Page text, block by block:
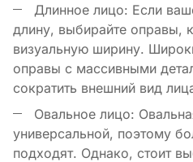
Длинное лицо: Если
длину, выбирайте оправы,
визуальную ширину.
оправы с массивными
сократить внешний вид
Овальное лицо:
универсальной, поэтому
подходят. Однако, стоит